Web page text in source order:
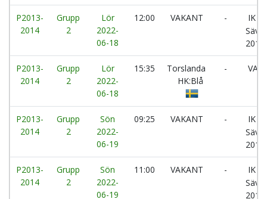
P2013-
2014
Grupp
2
Lör
2022-
06-18
12:00 VAKANT -
IK
P2013-
2014
Grupp
2
Lör
2022-
06-18
15:35
Torslanda
HK:Blå
-
P2013-
2014
Grupp
2
Sön
2022-
06-19
09:25 VAKANT -
IK
P2013-
2014
Grupp
2
Sön
2022-
06-19
11:00 VAKANT -
IK